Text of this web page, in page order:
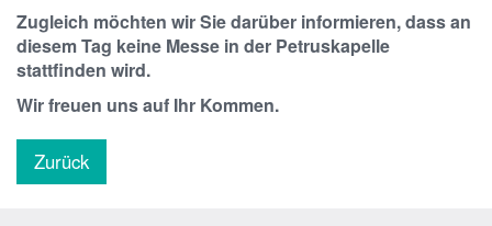
Zugleich möchten wir Sie darüber informieren, dass an
diesem Tag keine Messe in der Petruskapelle
stattfinden wird.
Wir freuen uns auf Ihr Kommen.
Zurück